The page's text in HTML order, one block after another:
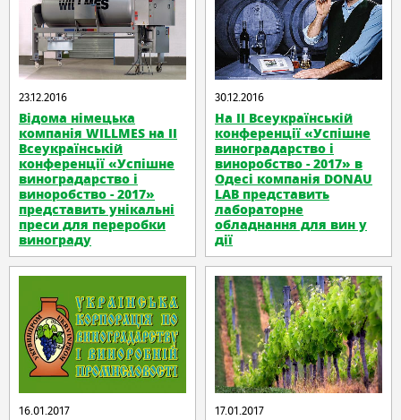
23.12.2016
Відома німецька
компанія WILLMES на ІІ
Всеукраїнській
конференції «Успішне
виноградарство і
виноробство - 2017»
представить унікальні
преси для переробки
винограду
30.12.2016
На ІІ Всеукраїнській
конференції «Успішне
виноградарство і
виноробство - 2017» в
Одесі компанія DONAU
LAB представить
лабораторне
обладнання для вин у
дії
16.01.2017 17.01.2017